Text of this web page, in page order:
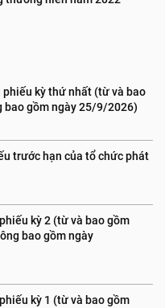
kỳ thứ nhất (từ và bao
bao gồm ngày 25/9/2026)
trước hạn của tổ chức phát
kỳ 2 (từ và bao gồm
bao gồm ngày
kỳ 1 (từ và bao gồm